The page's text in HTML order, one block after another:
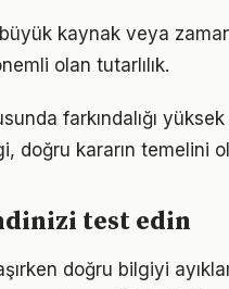
kaynak veya
olan tutarlılık.
farkındalığı
doğru kararın temelini
test edin
doğru bilgiyi